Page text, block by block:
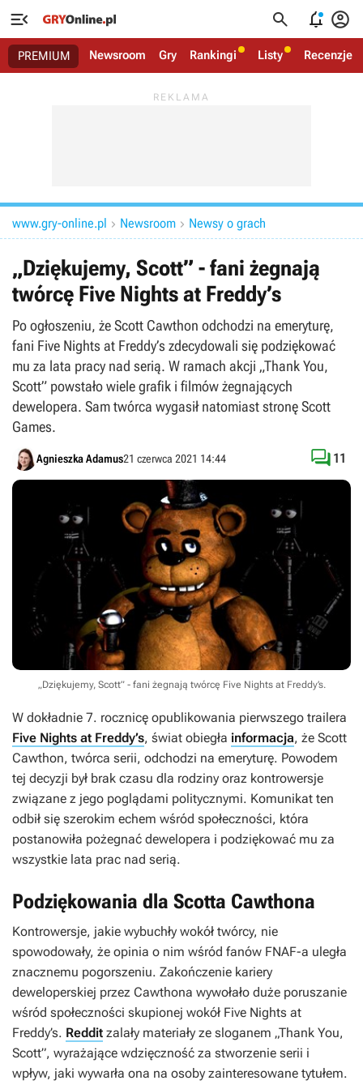
   
PREMIUM Newsroom Gry Rankingi Listy Recenzje
www.gry-online.pl  Newsroom  Newsy o grach
„Dziękujemy, Scott” - fani żegnają
twórcę Five Nights at Freddy’s
Po ogłoszeniu, że Scott Cawthon odchodzi na emeryturę,
fani Five Nights at Freddy’s zdecydowali się podziękować
mu za lata pracy nad serią. W ramach akcji „Thank You,
Scott” powstało wiele grafik i filmów żegnających
dewelopera. Sam twórca wygasił natomiast stronę Scott
Games.
Agnieszka Adamus21 czerwca 2021 14:44  11
„Dziękujemy, Scott” - fani żegnają twórcę Five Nights at Freddy’s.
W dokładnie 7. rocznicę opublikowania pierwszego trailera
Five Nights at Freddy’s, świat obiegła informacja, że Scott
Cawthon, twórca serii, odchodzi na emeryturę. Powodem
tej decyzji był brak czasu dla rodziny oraz kontrowersje
związane z jego poglądami politycznymi. Komunikat ten
odbił się szerokim echem wśród społeczności, która
postanowiła pożegnać dewelopera i podziękować mu za
wszystkie lata prac nad serią.
Podziękowania dla Scotta Cawthona
Kontrowersje, jakie wybuchły wokół twórcy, nie
spowodowały, że opinia o nim wśród fanów FNAF-a uległa
znacznemu pogorszeniu. Zakończenie kariery
deweloperskiej przez Cawthona wywołało duże poruszanie
wśród społeczności skupionej wokół Five Nights at
Freddy’s. Reddit zalały materiały ze sloganem „Thank You,
Scott”, wyrażające wdzięczność za stworzenie serii i
wpływ, jaki wywarła ona na osoby zainteresowane tytułem.